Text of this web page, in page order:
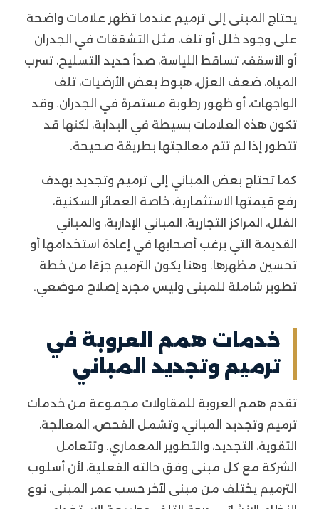
يحتاج المبنى إلى ترميم عندما تظهر علامات واضحة
على وجود خلل أو تلف، مثل التشققات في الجدران
أو الأسقف، تساقط اللياسة، صدأ حديد التسليح، تسرب
المياه، ضعف العزل، هبوط بعض الأرضيات، تلف
الواجهات، أو ظهور رطوبة مستمرة في الجدران. وقد
تكون هذه العلامات بسيطة في البداية، لكنها قد
تتطور إذا لم تتم معالجتها بطريقة صحيحة.
كما تحتاج بعض المباني إلى ترميم وتجديد بهدف
رفع قيمتها الاستثمارية، خاصة العمائر السكنية،
الفلل، المراكز التجارية، المباني الإدارية، والمباني
القديمة التي يرغب أصحابها في إعادة استخدامها أو
تحسين مظهرها. وهنا يكون الترميم جزءًا من خطة
تطوير شاملة للمبنى وليس مجرد إصلاح موضعي.
خدمات همم العروبة في
ترميم وتجديد المباني
تقدم همم العروبة للمقاولات مجموعة من خدمات
ترميم وتجديد المباني، وتشمل الفحص، المعالجة،
التقوية، التجديد، والتطوير المعماري. وتتعامل
الشركة مع كل مبنى وفق حالته الفعلية، لأن أسلوب
الترميم يختلف من مبنى لآخر حسب عمر المبنى، نوع